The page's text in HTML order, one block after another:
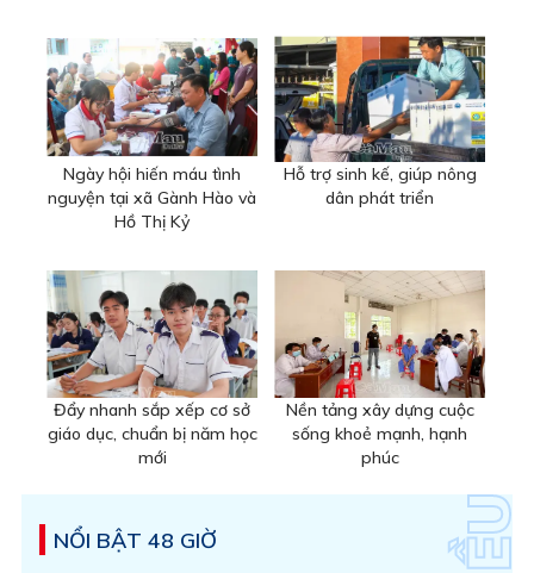
Ngày hội hiến máu tình
nguyện tại xã Gành Hào và
Hồ Thị Kỷ
Hỗ trợ sinh kế, giúp nông
dân phát triển
Đẩy nhanh sắp xếp cơ sở
giáo dục, chuẩn bị năm học
mới
Nền tảng xây dựng cuộc
sống khoẻ mạnh, hạnh
phúc
NỔI BẬT 48 GIỜ